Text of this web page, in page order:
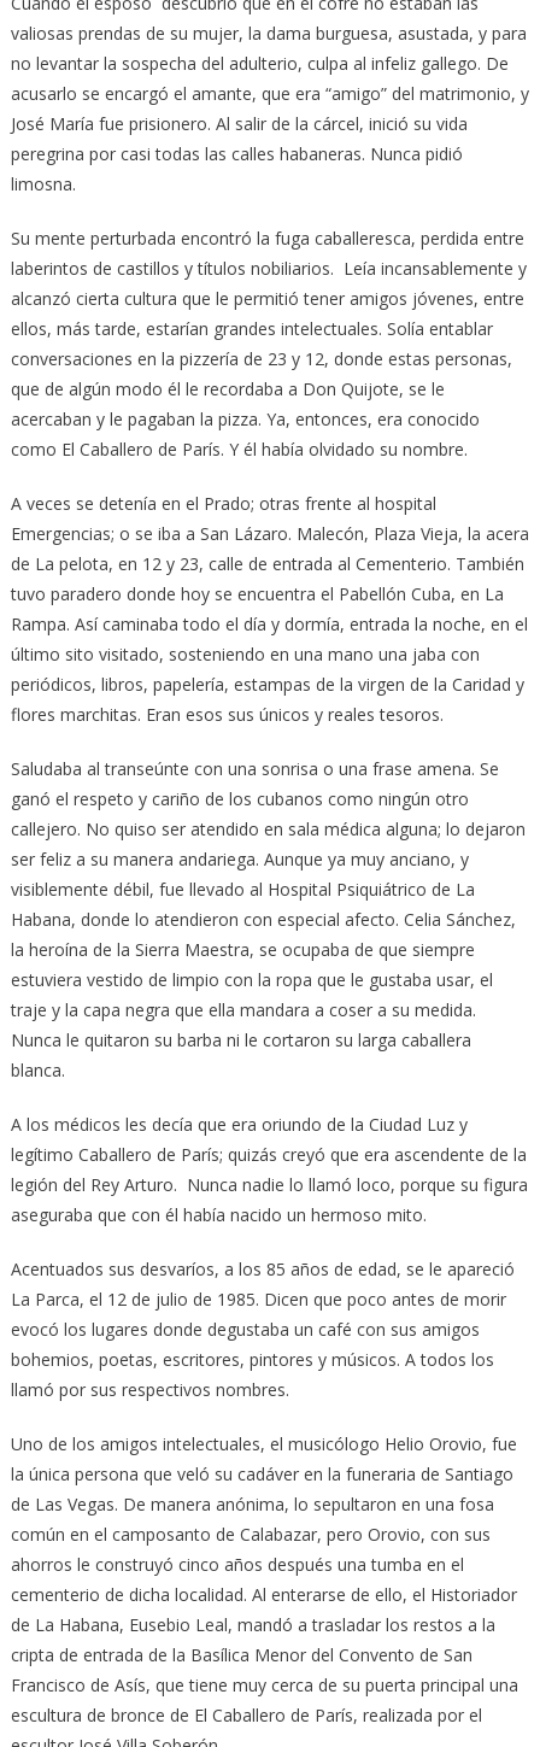
valiosas prendas de su mujer, la dama burguesa, asustada, y para
no levantar la sospecha del adulterio, culpa al infeliz gallego. De
acusarlo se encargó el amante, que era “amigo” del matrimonio, y
José María fue prisionero. Al salir de la cárcel, inició su vida
peregrina por casi todas las calles habaneras. Nunca pidió
limosna.
Su mente perturbada encontró la fuga caballeresca, perdida entre
laberintos de castillos y títulos nobiliarios. Leía incansablemente y
alcanzó cierta cultura que le permitió tener amigos jóvenes, entre
ellos, más tarde, estarían grandes intelectuales. Solía entablar
conversaciones en la pizzería de 23 y 12, donde estas personas,
que de algún modo él le recordaba a Don Quijote, se le
acercaban y le pagaban la pizza. Ya, entonces, era conocido
como El Caballero de París. Y él había olvidado su nombre.
A veces se detenía en el Prado; otras frente al hospital
Emergencias; o se iba a San Lázaro. Malecón, Plaza Vieja, la acera
de La pelota, en 12 y 23, calle de entrada al Cementerio. También
tuvo paradero donde hoy se encuentra el Pabellón Cuba, en La
Rampa. Así caminaba todo el día y dormía, entrada la noche, en el
último sito visitado, sosteniendo en una mano una jaba con
periódicos, libros, papelería, estampas de la virgen de la Caridad y
flores marchitas. Eran esos sus únicos y reales tesoros.
Saludaba al transeúnte con una sonrisa o una frase amena. Se
ganó el respeto y cariño de los cubanos como ningún otro
callejero. No quiso ser atendido en sala médica alguna; lo dejaron
ser feliz a su manera andariega. Aunque ya muy anciano, y
visiblemente débil, fue llevado al Hospital Psiquiátrico de La
Habana, donde lo atendieron con especial afecto. Celia Sánchez,
la heroína de la Sierra Maestra, se ocupaba de que siempre
estuviera vestido de limpio con la ropa que le gustaba usar, el
traje y la capa negra que ella mandara a coser a su medida.
Nunca le quitaron su barba ni le cortaron su larga caballera
blanca.
A los médicos les decía que era oriundo de la Ciudad Luz y
legítimo Caballero de París; quizás creyó que era ascendente de la
legión del Rey Arturo. Nunca nadie lo llamó loco, porque su figura
aseguraba que con él había nacido un hermoso mito.
Acentuados sus desvaríos, a los 85 años de edad, se le apareció
La Parca, el 12 de julio de 1985. Dicen que poco antes de morir
evocó los lugares donde degustaba un café con sus amigos
bohemios, poetas, escritores, pintores y músicos. A todos los
llamó por sus respectivos nombres.
Uno de los amigos intelectuales, el musicólogo Helio Orovio, fue
la única persona que veló su cadáver en la funeraria de Santiago
de Las Vegas. De manera anónima, lo sepultaron en una fosa
común en el camposanto de Calabazar, pero Orovio, con sus
ahorros le construyó cinco años después una tumba en el
cementerio de dicha localidad. Al enterarse de ello, el Historiador
de La Habana, Eusebio Leal, mandó a trasladar los restos a la
cripta de entrada de la Basílica Menor del Convento de San
Francisco de Asís, que tiene muy cerca de su puerta principal una
escultura de bronce de El Caballero de París, realizada por el